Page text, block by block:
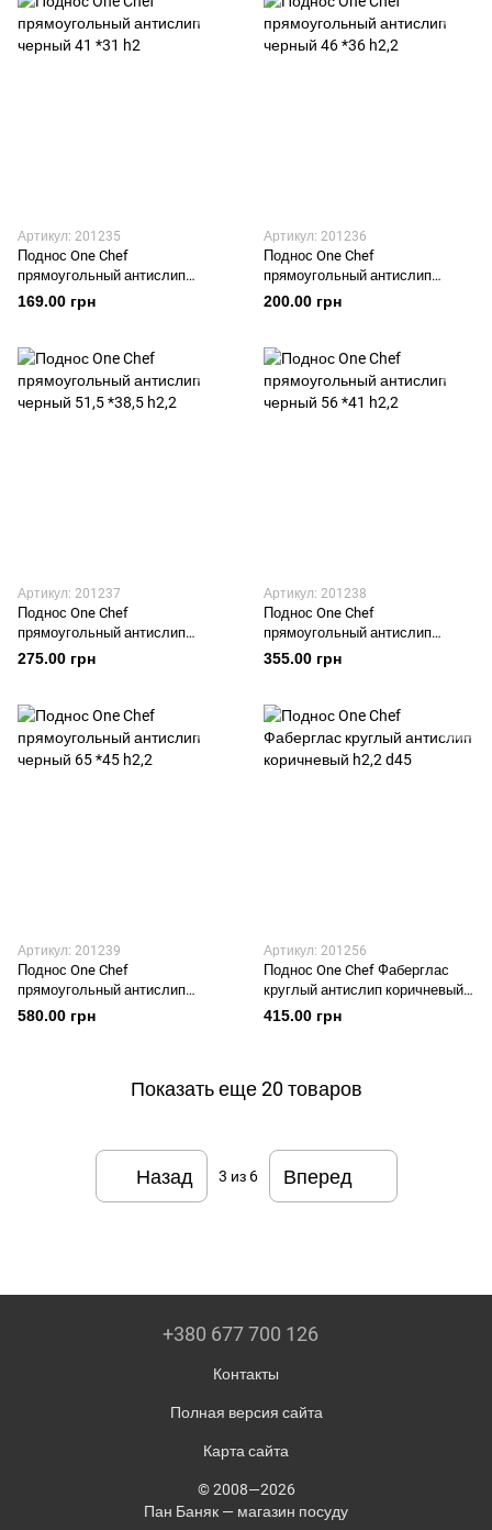
Артикул: 201235
Поднос One Chef
прямоугольный антислип
черный 41 *31 h2
169.00 грн
Артикул: 201236
Поднос One Chef
прямоугольный антислип
черный 46 *36 h2,2
200.00 грн
Артикул: 201237
Поднос One Chef
прямоугольный антислип
черный 51,5 *38,5 h2,2
275.00 грн
Артикул: 201238
Поднос One Chef
прямоугольный антислип
черный 56 *41 h2,2
355.00 грн
Артикул: 201239
Поднос One Chef
прямоугольный антислип
черный 65 *45 h2,2
580.00 грн
Артикул: 201256
Поднос One Chef Фаберглас
круглый антислип коричневый
h2,2 d45
415.00 грн
Показать еще 20 товаров
Назад 3 из 6 Вперед
+380 677 700 126
Контакты
Полная версия сайта
Карта сайта
© 2008—2026
Пан Баняк — магазин посуду